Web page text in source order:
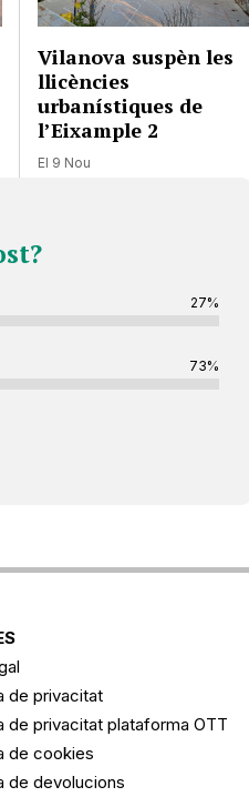
Vilanova suspèn les
llicències
urbanístiques de
l’Eixample 2
El 9 Nou
27%
73%
de privacitat
de privacitat plataforma OTT
de cookies
de devolucions